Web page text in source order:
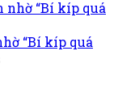
“Bí kíp quá